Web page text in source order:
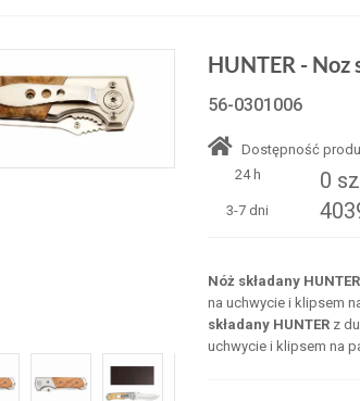
HUNTER - Noz
56-0301006
Dostępność
24 h
0
3-7 dni
Nóż składany HUNTER
na uchwycie i klipsem
składany HUNTER z
uchwycie i klipsem na